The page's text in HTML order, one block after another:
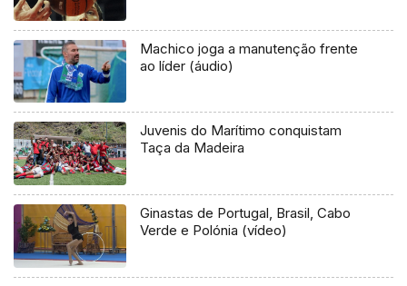
Machico joga a manutenção frente
ao líder (áudio)
Juvenis do Marítimo conquistam
Taça da Madeira
Ginastas de Portugal, Brasil, Cabo
Verde e Polónia (vídeo)